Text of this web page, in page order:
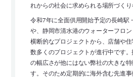
れからの社会に求められる場所づくり
令和7年に全面供用開始予定の長崎駅
や、静岡市清水港のウォーターフロ
横断的なプロジェクトから、店舗や
数多くのプロジェクトが進行中です
の幅広さが他にはない弊社の大きな
す。そのため定期的に海外含む先進